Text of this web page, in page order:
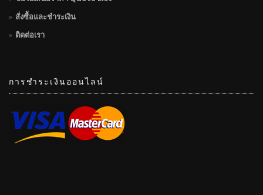
สั่งซื้อและชำระเงิน
ติดต่อเรา
การชำระเงินออนไลน์